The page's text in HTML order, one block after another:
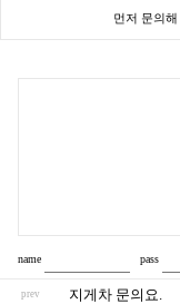
먼저 문의
name pass
prev 지게차 문의요.